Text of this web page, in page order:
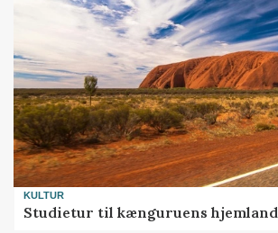
KULTUR
Studietur til kænguruens hjemland